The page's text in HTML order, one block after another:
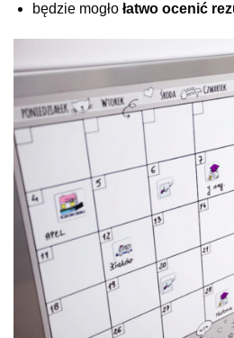
będzie mogło łatwo ocenić